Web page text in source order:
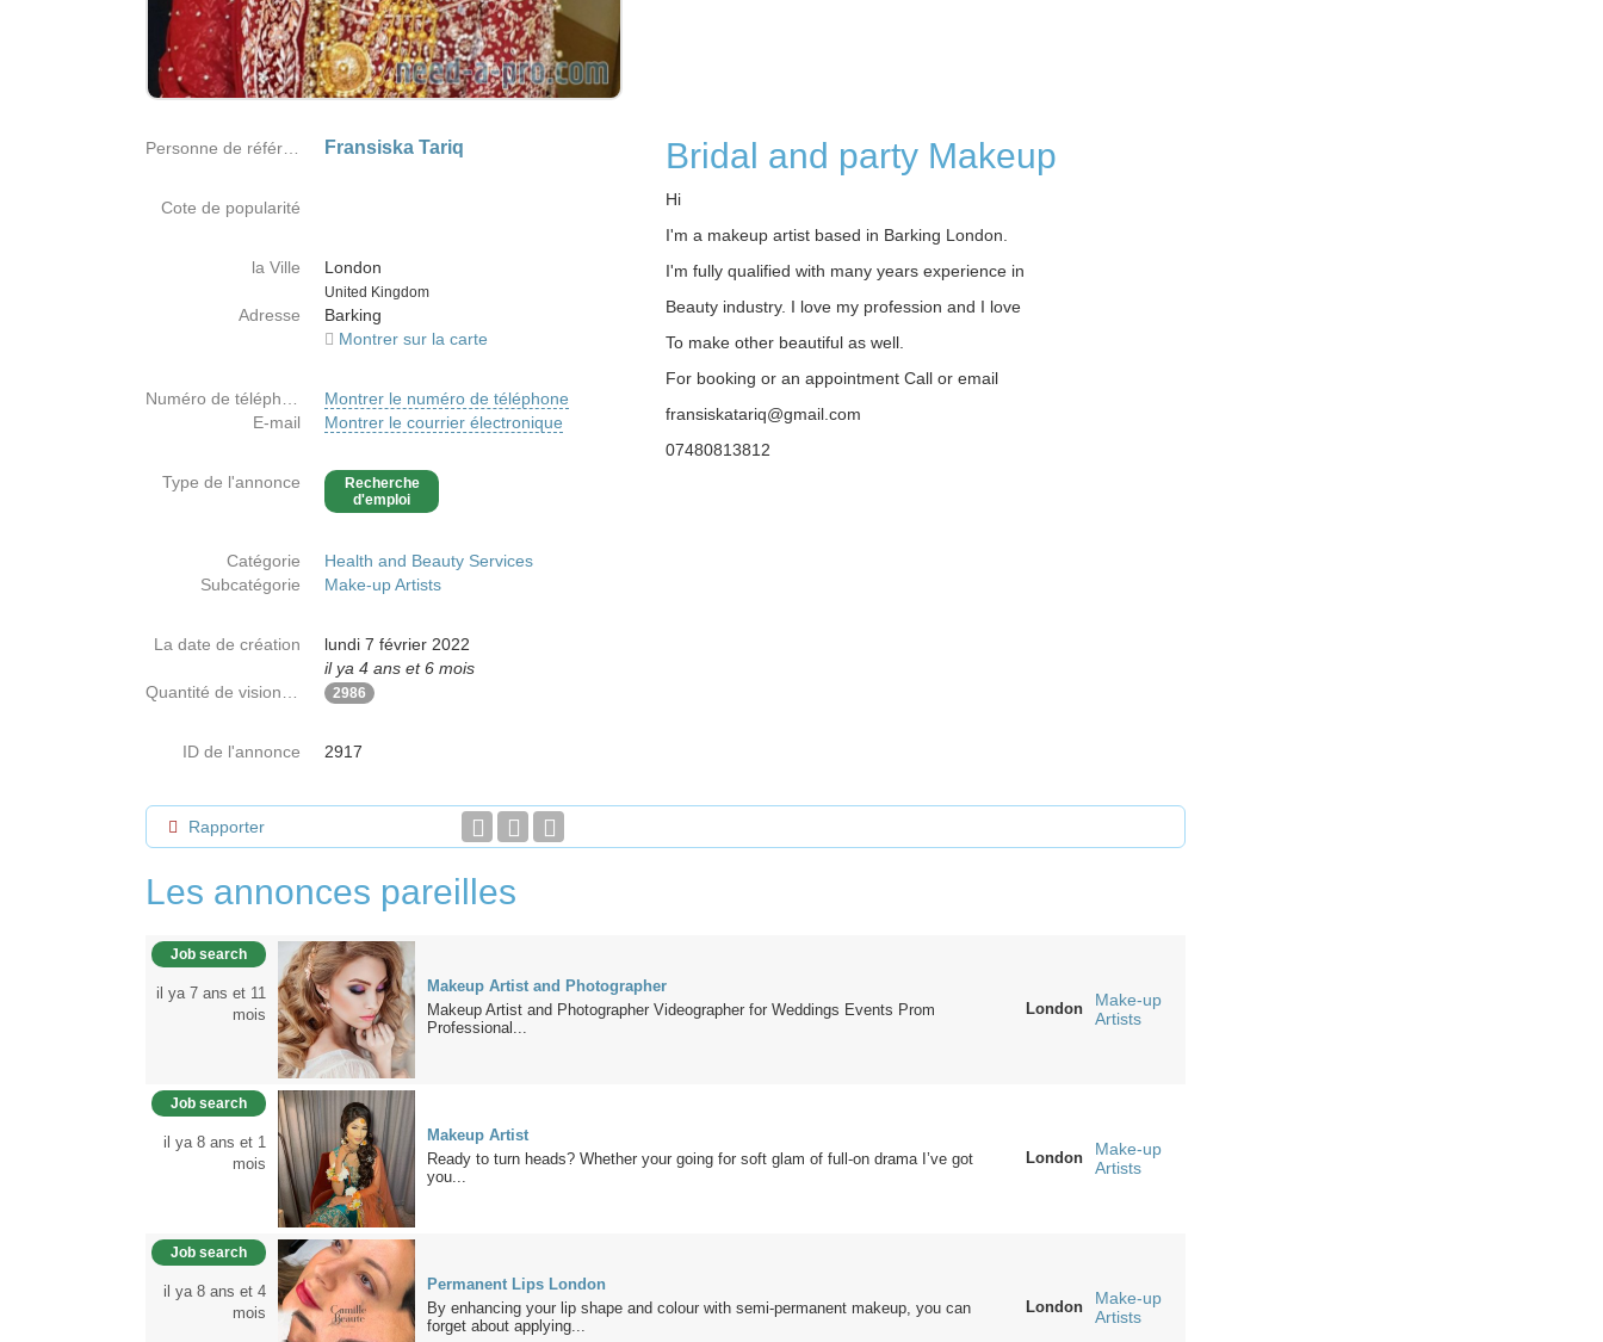
Bridal and party Makeup
Hi
I'm a makeup artist based in Barking London.
I'm fully qualified with many years experience in
Beauty industry. I love my profession and I love
To make other beautiful as well.
For booking or an appointment Call or email
fransiskatariq@gmail.com
07480813812
Fransiska Tariq
Cote de popularité
la Ville
London
Country
United Kingdom
Adresse
Barking
Montrer sur la carte
Montrer le numéro de téléphone
E-mail
Montrer le courrier électronique
Type de l'annonce
Recherche
d'emploi
Catégorie
Health and Beauty Services
Subcatégorie
Make-up Artists
La date de création
lundi 7 février 2022
il ya 4 ans et 6 mois
2986
ID de l'annonce 2917
Rapporter
Les annonces pareilles
Job search
il ya 7 ans et 11
mois
Makeup Artist and Photographer
Makeup Artist and Photographer Videographer for Weddings Events Prom
Professional...
London
Make-up
Artists
Job search
il ya 8 ans et 1
mois
Makeup Artist
Ready to turn heads? Whether your going for soft glam of full-on drama I’ve got
you...
London
Make-up
Artists
Job search
il ya 8 ans et 4
mois
Permanent Lips London
By enhancing your lip shape and colour with semi-permanent makeup, you can
forget about applying...
London
Make-up
Artists